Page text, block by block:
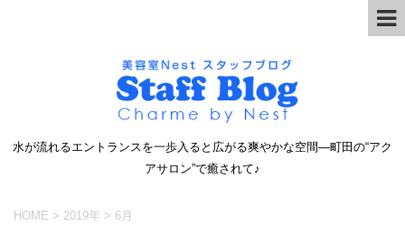
水が流れるエントランスを一歩入ると広がる爽やかな空間―町田の“アク
アサロン”で癒されて♪
HOME > 2019年 > 6月